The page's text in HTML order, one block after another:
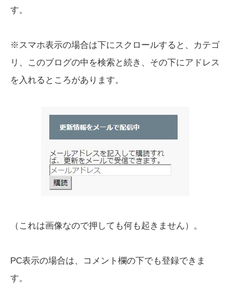
す。
※スマホ表示の場合は下にスクロールすると、カテゴ
リ、このブログの中を検索と続き、その下にアドレス
を入れるところがあります。
（これは画像なので押しても何も起きません）。
PC表示の場合は、コメント欄の下でも登録できま
す。